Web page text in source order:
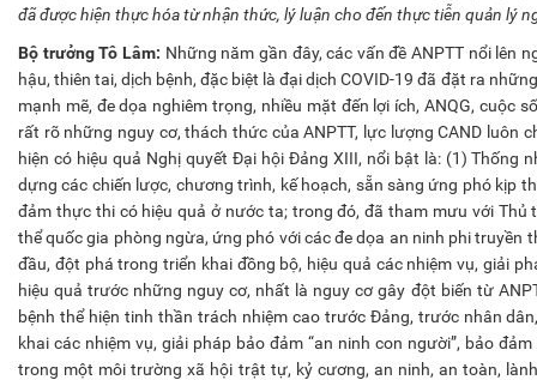
đã được hiện thực hóa từ nhận thức, lý luận cho đến thực tiễn quản lý
Bộ trưởng Tô Lâm: Những năm gần đây, các vấn đề ANPTT nổi lên
hậu, thiên tai, dịch bệnh, đặc biệt là đại dịch COVID-19 đã đặt ra
mạnh mẽ, đe dọa nghiêm trọng, nhiều mặt đến lợi ích, ANQG, cuộc
rất rõ những nguy cơ, thách thức của ANPTT, lực lượng CAND luôn
hiện có hiệu quả Nghị quyết Đại hội Đảng XIII, nổi bật là: (1) Thống
dựng các chiến lược, chương trình, kế hoạch, sẵn sàng ứng phó kịp
đảm thực thi có hiệu quả ở nước ta; trong đó, đã tham mưu với Thủ
thể quốc gia phòng ngừa, ứng phó với các đe dọa an ninh phi truyền
đầu, đột phá trong triển khai đồng bộ, hiệu quả các nhiệm vụ, giải
hiệu quả trước những nguy cơ, nhất là nguy cơ gây đột biến từ
bệnh thể hiện tinh thần trách nhiệm cao trước Đảng, trước nhân
khai các nhiệm vụ, giải pháp bảo đảm “an ninh con người”, bảo
trong một môi trường xã hội trật tự, kỷ cương, an ninh, an toàn,